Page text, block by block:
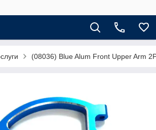
(08036) Blue Alum Front Upper Arm